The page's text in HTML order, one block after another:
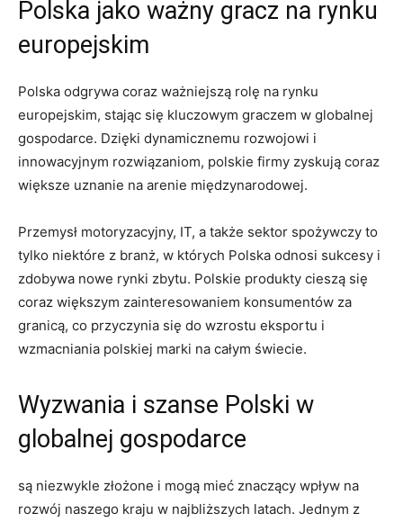
Polska jako ważny gracz​ na rynku
europejskim
Polska odgrywa ‍coraz ważniejszą rolę na rynku
europejskim, stając się kluczowym graczem w globalnej
gospodarce. Dzięki dynamicznemu rozwojowi i
innowacyjnym rozwiązaniom, polskie⁣ firmy zyskują coraz
większe‍ uznanie na arenie międzynarodowej.
Przemysł motoryzacyjny, IT, a także ⁤sektor spożywczy to
tylko niektóre z⁣ branż, w których Polska odnosi⁣ sukcesy i⁢
zdobywa nowe rynki zbytu. Polskie ⁤produkty cieszą się
coraz większym zainteresowaniem konsumentów⁢ za
‍granicą, co przyczynia ‌się do wzrostu eksportu ‌i
wzmacniania polskiej marki na całym świecie.
Wyzwania i‍ szanse⁢ Polski w
globalnej ​gospodarce
są niezwykle złożone i mogą mieć znaczący wpływ na
rozwój naszego kraju ⁣w najbliższych latach. Jednym z